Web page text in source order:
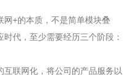
网+的本质，不是简单模块叠
代，至少需要经历三个阶段：
联网化，将公司的产品服务以